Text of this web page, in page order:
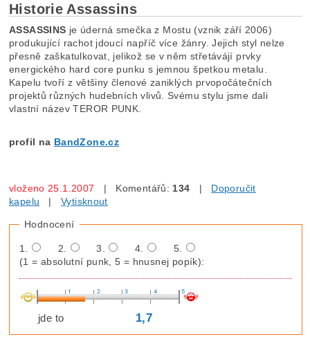
Historie Assassins
ASSASSINS je úderná smečka z Mostu (vznik září 2006)
produkující rachot jdoucí napříč více žánry. Jejich styl nelze
přesně zaškatulkovat, jelikož se v něm střetávájí prvky
energického hard core punku s jemnou špetkou metalu.
Kapelu tvoří z většiny členové zaniklých prvopočátečních
projektů různých hudebních vlivů. Svému stylu jsme dali
vlastní název TEROR PUNK.
profil na BandZone.cz
vloženo 25.1.2007 | Komentářů: 134 | Doporučit
kapelu |Vytisknout
Hodnocení
1. 2. 3. 4.
5.
(1 = absolutní punk, 5 = hnusnej popík):
jde to 1,7